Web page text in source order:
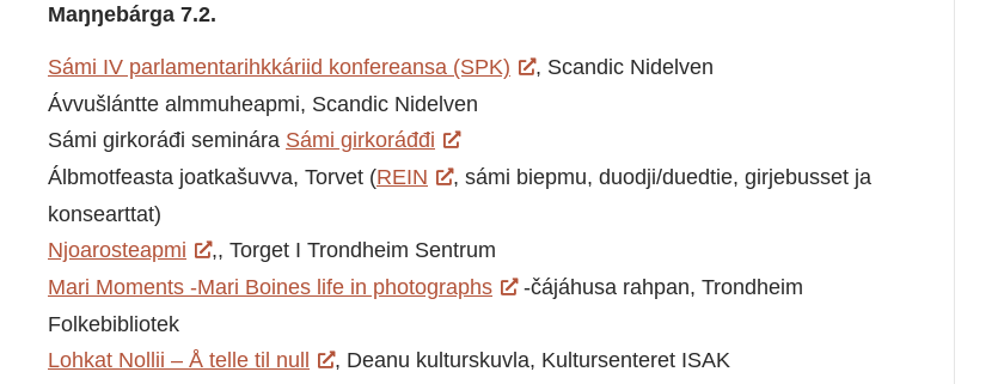
Maŋŋebárga 7.2.
Sámi IV parlamentarihkkáriid konfereansa (SPK)
, Scandic Nidelven
Ávvušlántte almmuheapmi, Scandic Nidelven
Sámi girkoráđi seminára Sámi girkoráđđi
Álbmotfeasta joatkašuvva, Torvet (REIN
, sámi biepmu, duodji/duedtie, girjebusset ja
konsearttat)
Njoarosteapmi
,, Torget I Trondheim Sentrum
Mari Moments -Mari Boines life in photographs
-čájáhusa rahpan, Trondheim
Folkebibliotek
Lohkat Nollii – Å telle til null
, Deanu kulturskuvla, Kultursenteret ISAK